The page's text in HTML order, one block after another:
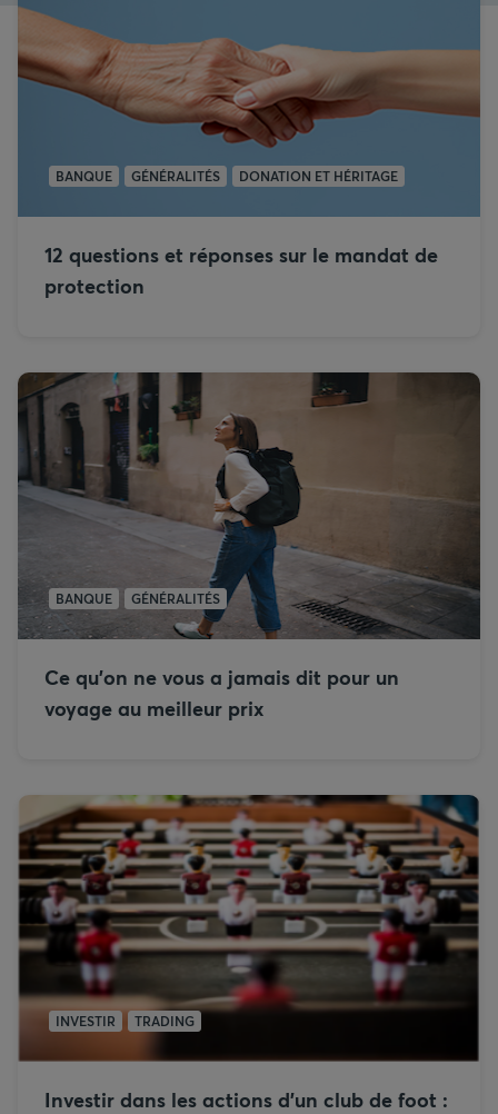
BANQUE GÉNÉRALITÉS DONATION ET HÉRITAGE
12 questions et réponses sur le mandat de
protection
BANQUE GÉNÉRALITÉS
Ce qu’on ne vous a jamais dit pour un
voyage au meilleur prix
INVESTIR TRADING
Investir dans les actions d’un club de foot :